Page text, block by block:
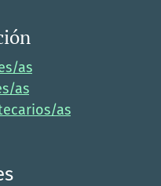
as
as
as